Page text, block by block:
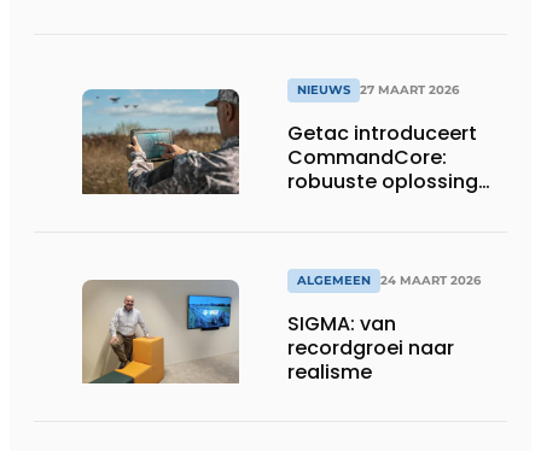
NIEUWS 27 MAART 2026
Getac introduceert
CommandCore:
robuuste oplossing
ALGEMEEN 24 MAART 2026
SIGMA: van
recordgroei naar
realisme